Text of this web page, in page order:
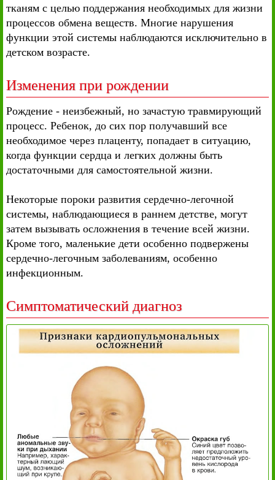
тканям с целью поддержания необходимых для жизни
процессов обмена веществ. Многие нарушения
функции этой системы наблюдаются исключительно в
детском возрасте.
Изменения при рождении
Рождение - неизбежный, но зачастую травмирующий
процесс. Ребенок, до сих пор получавший все
необходимое через плаценту, попадает в ситуацию,
когда функции сердца и легких должны быть
достаточными для самостоятельной жизни.
Некоторые пороки развития сердечно-легочной
системы, наблюдающиеся в раннем детстве, могут
затем вызывать осложнения в течение всей жизни.
Кроме того, маленькие дети особенно подвержены
сердечно-легочным заболеваниям, особенно
инфекционным.
Симптоматический диагноз